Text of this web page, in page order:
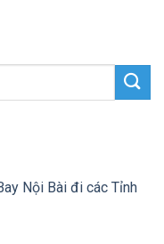
Nội Bài đi các Tỉnh